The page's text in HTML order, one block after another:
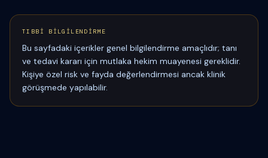
TIBBİ BİLGİLENDİRME
Bu sayfadaki içerikler genel bilgilendirme amaçlıdır; tanı
ve tedavi kararı için mutlaka hekim muayenesi gereklidir.
Kişiye özel risk ve fayda değerlendirmesi ancak klinik
görüşmede yapılabilir.